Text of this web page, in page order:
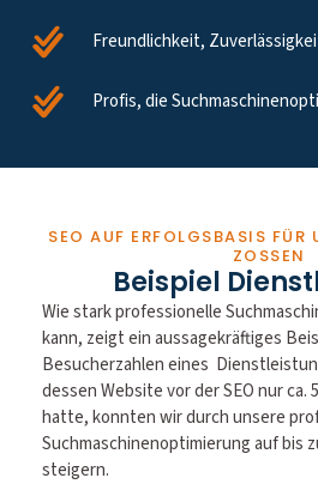
Freundlichkeit,
Profis, die
SEO AUF ERFOLGSBASIS FÜR
ZOSSEN
Beispiel
Wie stark professionelle
kann, zeigt ein aussagekräftiges
Besucherzahlen eines
dessen Website vor der SEO nur ca.
hatte, konnten wir durch unsere
Suchmaschinenoptimierung auf bis
steigern.